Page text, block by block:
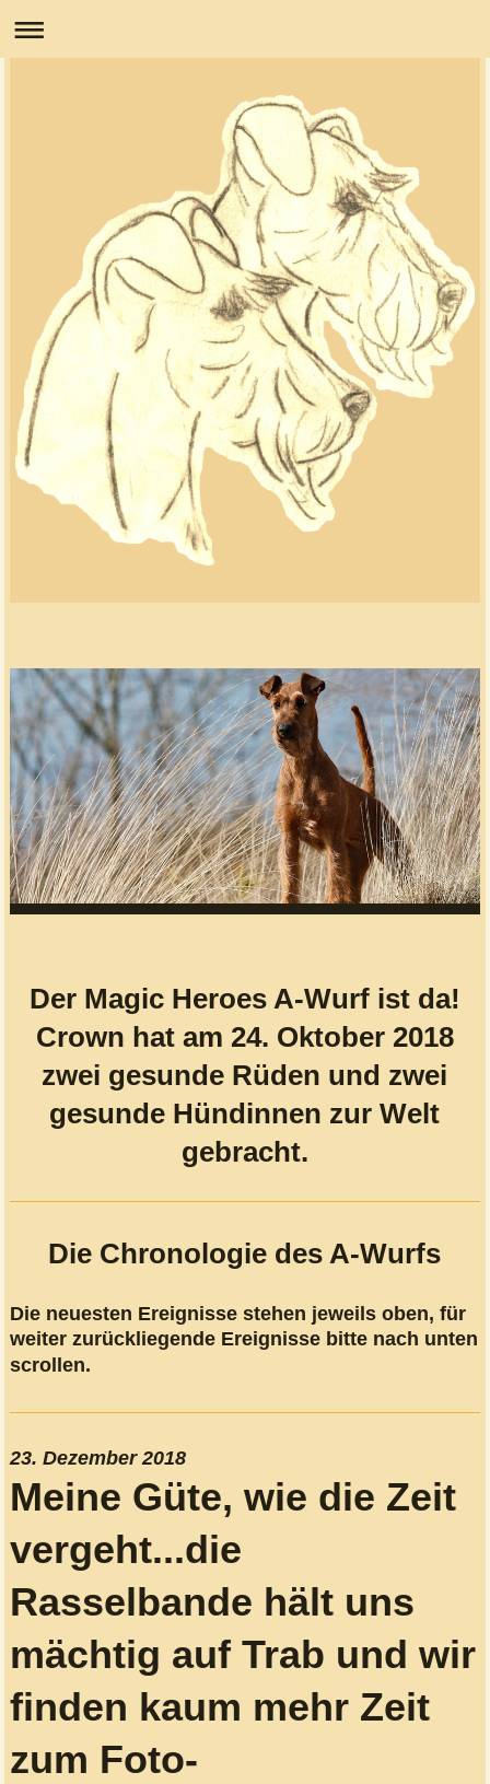
Der Magic Heroes A-Wurf ist da!
Crown hat am 24. Oktober 2018
zwei gesunde Rüden und zwei
gesunde Hündinnen zur Welt
gebracht.
Die Chronologie des A-Wurfs
Die neuesten Ereignisse stehen jeweils oben, für
weiter zurückliegende Ereignisse bitte nach unten
scrollen.
23. Dezember 2018
Meine Güte, wie die Zeit
vergeht...die
Rasselbande hält uns
mächtig auf Trab und wir
finden kaum mehr Zeit
zum Foto-